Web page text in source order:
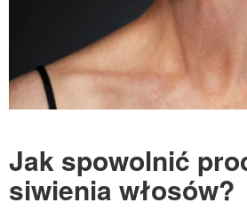
Jak spowolnić
siwienia włosów?